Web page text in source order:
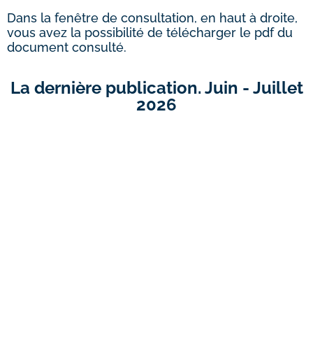
Dans la fenêtre de consultation, en haut à droite,
vous avez la possibilité de télécharger le pdf du
document consulté.
La dernière publication. Juin - Juillet
2026